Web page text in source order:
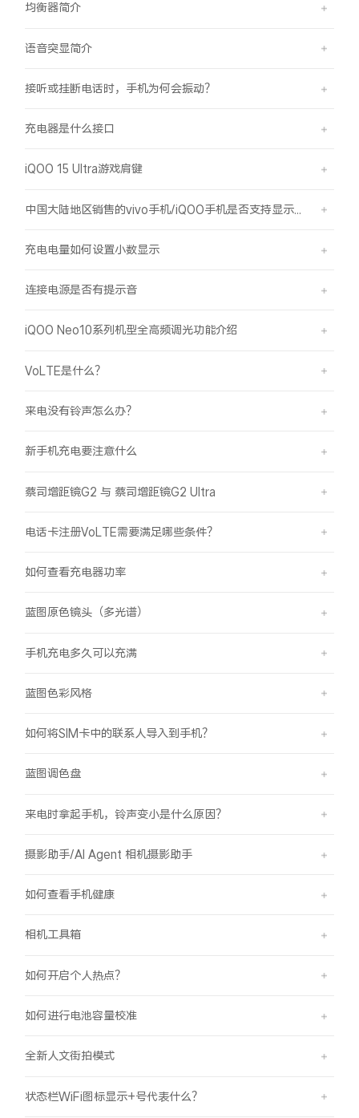
均衡器简介
语音突显简介
接听或挂断电话时，手机为何会振动？
充电器是什么接口
iQOO 15 Ultra游戏肩键
充电电量如何设置小数显示
连接电源是否有提示音
iQOO Neo10系列机型全高频调光功能介绍
VoLTE是什么？
来电没有铃声怎么办？
新手机充电要注意什么
蔡司增距镜G2 与 蔡司增距镜G2 Ultra
电话卡注册VoLTE需要满足哪些条件？
如何查看充电器功率
蓝图原色镜头（多光谱）
手机充电多久可以充满
蓝图色彩风格
如何将SIM卡中的联系人导入到手机？
蓝图调色盘
来电时拿起手机，铃声变小是什么原因？
摄影助手/AI Agent 相机摄影助手
如何查看手机健康
相机工具箱
如何开启个人热点？
如何进行电池容量校准
全新人文街拍模式
状态栏WiFi图标显示+号代表什么？